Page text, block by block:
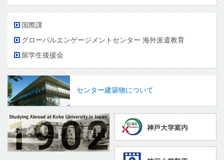
国際課
グローバルエンゲージメントセンター 海外派遣教育
留学生後援会
センター建築物について